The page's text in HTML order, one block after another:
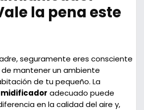
la pena este
seguramente eres consciente
mantener un ambiente
de tu pequeño. La
adecuado puede
en la calidad del aire y,